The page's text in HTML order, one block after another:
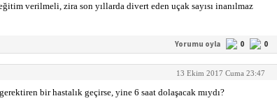
verilmeli, zira son yıllarda divert eden uçak sayısı inanılmaz
Yorumu oyla 0 0
13 Ekim 2017 Cuma 23:47
bir hastalık geçirse, yine 6 saat dolaşacak mıydı?